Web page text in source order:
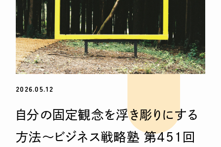
2026.05.12
自分の固定観念を浮き彫りにする
方法〜ビジネス戦略塾 第451回